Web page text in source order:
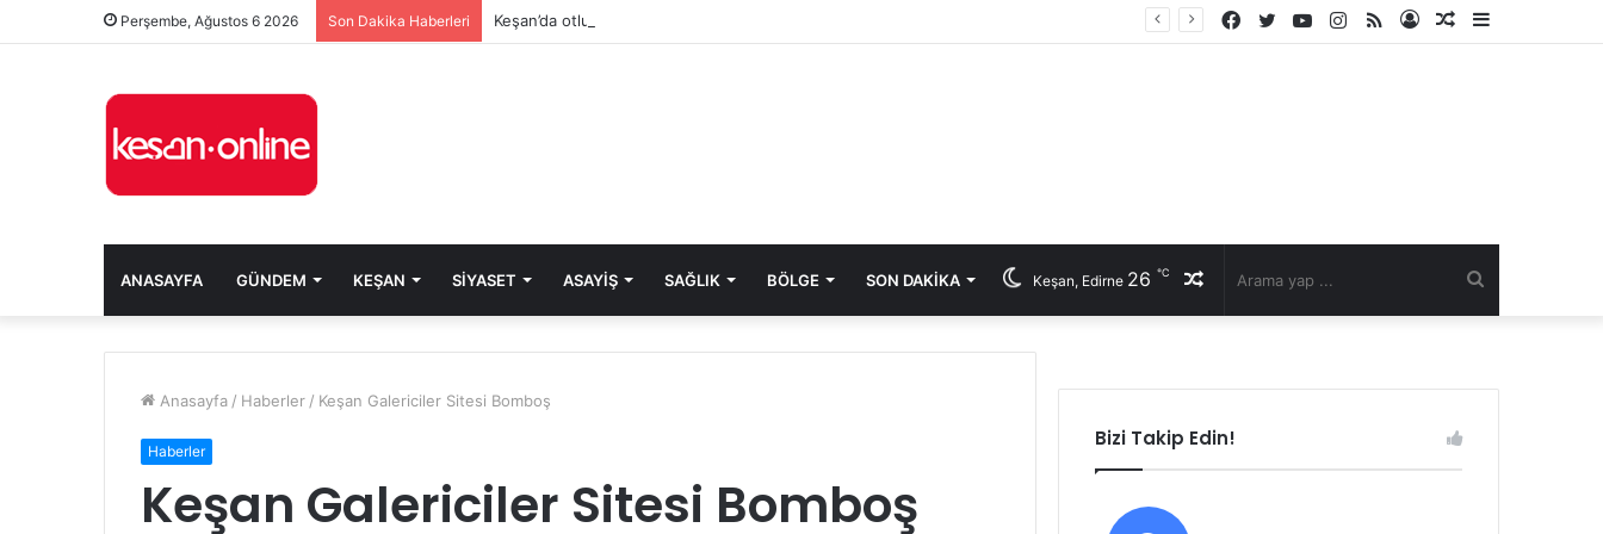
Perşembe, Ağustos 6 2026 Son Dakika Haberleri Keşan’da otluk alanda başlayan yangın eve sıçradı
Rastgele
Kayıt
RSS
Instagram
YouTube
Twitter
Facebook
ANASAYFA GÜNDEM KEŞAN SIYASET ASAYIŞ SAĞLIK BÖLGE SON DAKIKA Rastgele
Keşan, Edirne 26 ℃
Anasayfa / Haberler / Keşan Galericiler Sitesi Bomboş
Haberler
Keşan Galericiler Sitesi Bomboş
Bizi Takip Edin!